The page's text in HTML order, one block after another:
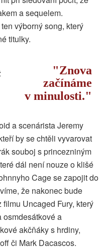
a sequelem.
výborný song, který
titulky.
Znova
začínáme
v minulosti.
a scenárista Jeremy
by se chtěli vyvarovat
souboj s princezniným
dál není nouze o klišé
Cage se zapojit do
že nakonec bude
Uncaged Fury, který
osmdesátkové a
akčňáky s hrdiny,
či Mark Dacascos.